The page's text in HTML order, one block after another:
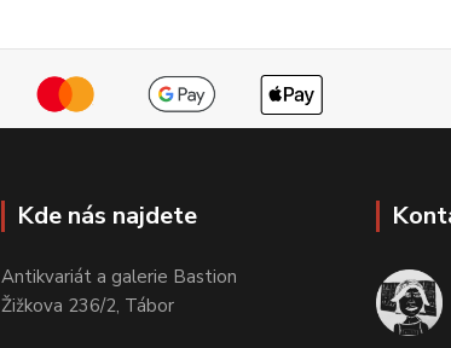
Kde nás najdete
Antikvariát a galerie Bastion
Žižkova 236/2, Tábor